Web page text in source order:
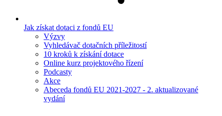
Jak získat dotaci z fondů EU
Výzvy
Vyhledávač dotačních příležitostí
10 kroků k získání dotace
Online kurz projektového řízení
Podcasty
Akce
Abeceda fondů EU 2021-2027 - 2. aktualizované
vydání